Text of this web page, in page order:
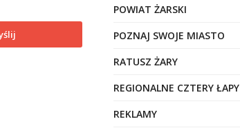
POWIAT ŻARSKI
POZNAJ SWOJE MIASTO
RATUSZ ŻARY
REGIONALNE CZTERY ŁAPY
REKLAMY